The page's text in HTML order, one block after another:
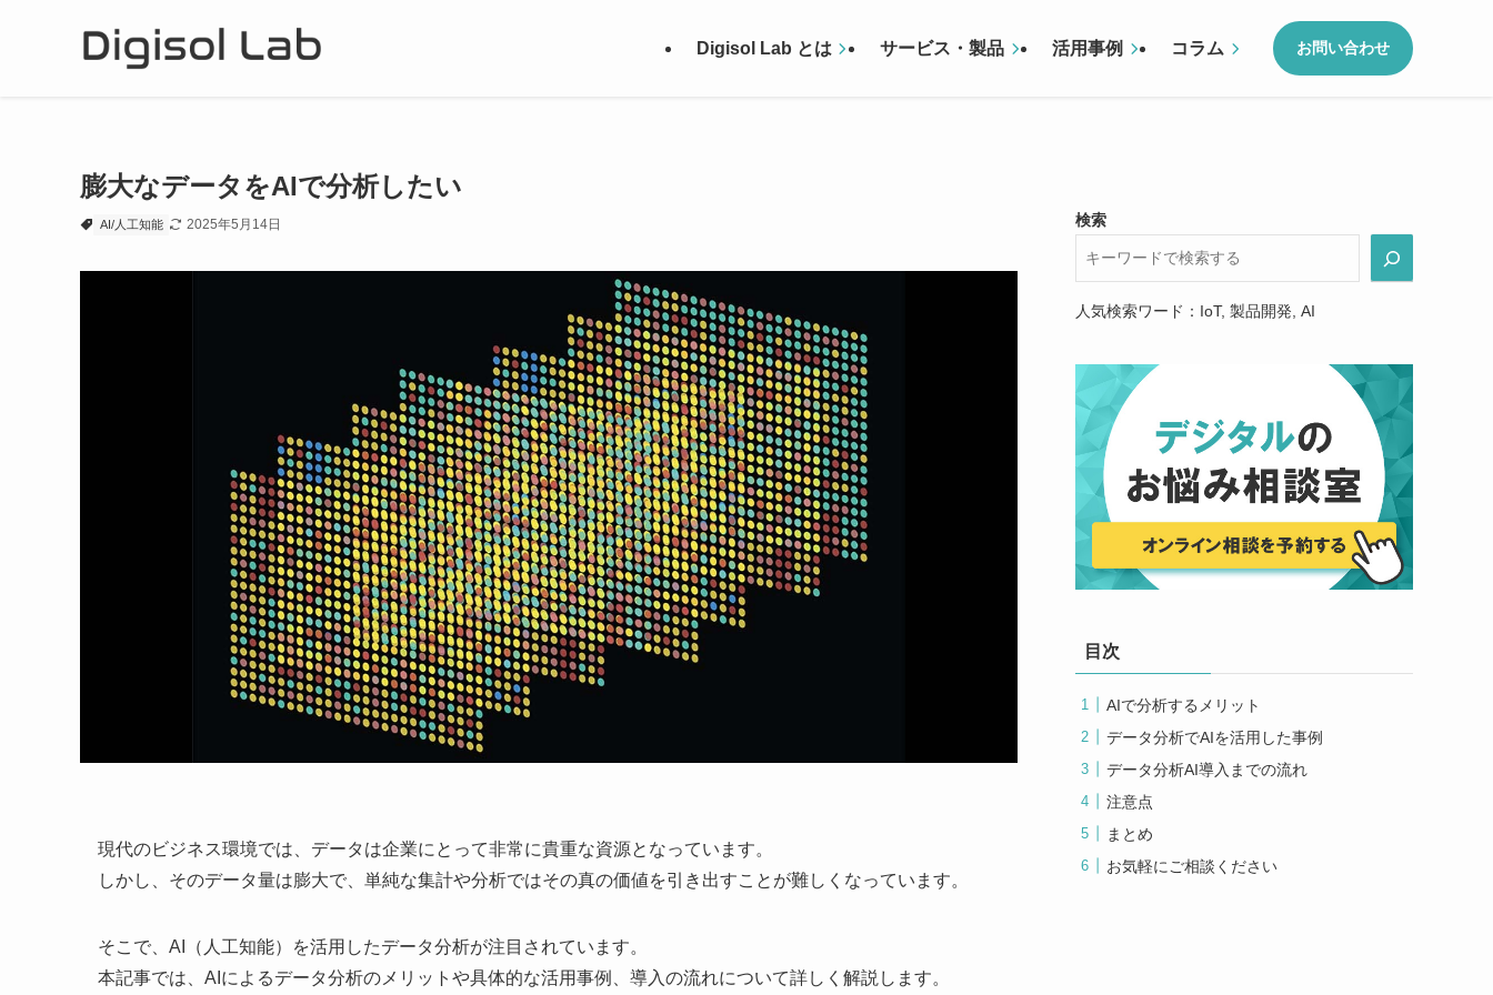
Digisol Lab とは サービス・製品 活用事例 コラム お問い合わせ
膨大なデータをAIで分析したい
AI/人工知能 2025年5月14日
現代のビジネス環境では、データは企業にとって非常に貴重な資源となっています。
しかし、そのデータ量は膨大で、単純な集計や分析ではその真の価値を引き出すことが難しくなっています。
そこで、AI（人工知能）を活用したデータ分析が注目されています。
本記事では、AIによるデータ分析のメリットや具体的な活用事例、導入の流れについて詳しく解説します。
検索
人気検索ワード：IoT, 製品開発, AI
目次
AIで分析するメリット
データ分析でAIを活用した事例
データ分析AI導入までの流れ
注意点
まとめ
お気軽にご相談ください